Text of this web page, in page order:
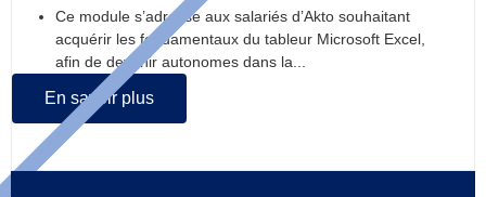
Ce module s’adresse aux salariés d’Akto souhaitant
acquérir les fondamentaux du tableur Microsoft Excel,
afin de devenir autonomes dans la...
En savoir plus